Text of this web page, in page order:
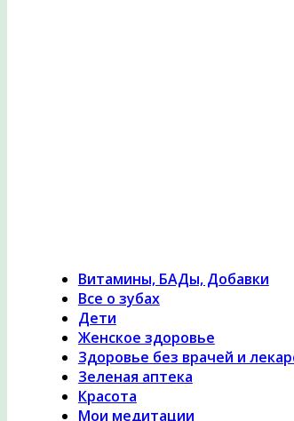
Витамины, БАДы, Добавки
Все о зубах
Дети
Женское здоровье
Здоровье без врачей и
Зеленая аптека
Красота
Мои медитации